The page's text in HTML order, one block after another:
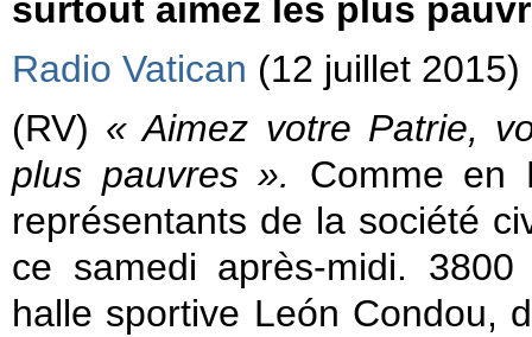
surtout aimez les plus
Radio Vatican (12 juillet 2015)
(RV) « Aimez votre Patrie,
plus pauvres ».
Comme en
représentants de la société
ce samedi après-midi.
halle sportive León Condou,